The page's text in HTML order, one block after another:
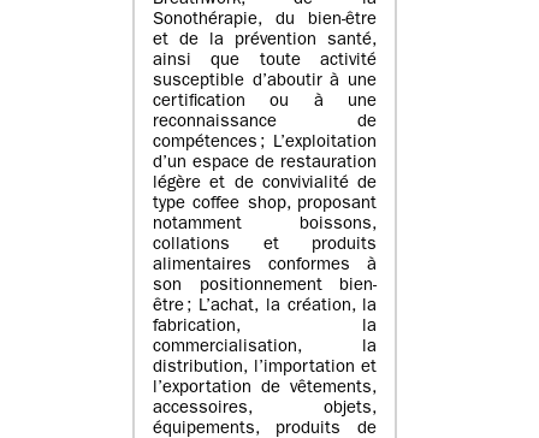
Sonothérapie, du bien-être
et de la prévention santé,
ainsi que toute activité
susceptible d’aboutir à une
certification ou à une
reconnaissance de
compétences ; L’exploitation
d’un espace de restauration
légère et de convivialité de
type coffee shop, proposant
notamment boissons,
collations et produits
alimentaires conformes à
son positionnement bien-
être ; L’achat, la création, la
fabrication, la
commercialisation, la
distribution, l’importation et
l’exportation de vêtements,
accessoires, objets,
équipements, produits de